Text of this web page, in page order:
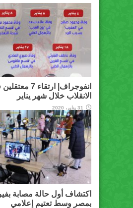
انفوجراف|
الانقلاب خلال شهر يناير
31 يناير، 2020
اكتشاف أول حالة مصابة
بمصر وسط تعتيم إعلامي